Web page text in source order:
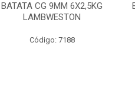
BATATA CG 9MM 6X2,5KG
LAMBWESTON
Código: 7188